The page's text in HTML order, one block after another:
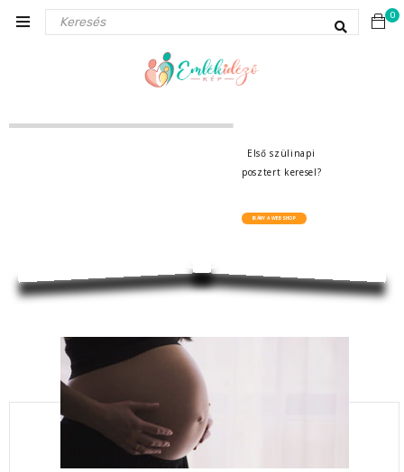
0
E lső sz ül i na pi
posztert keresel?
IRÁNY A WEBSHOP